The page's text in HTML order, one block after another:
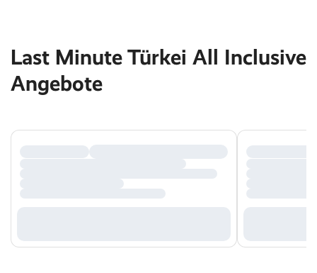
Last Minute Türkei All Inclusive
Angebote